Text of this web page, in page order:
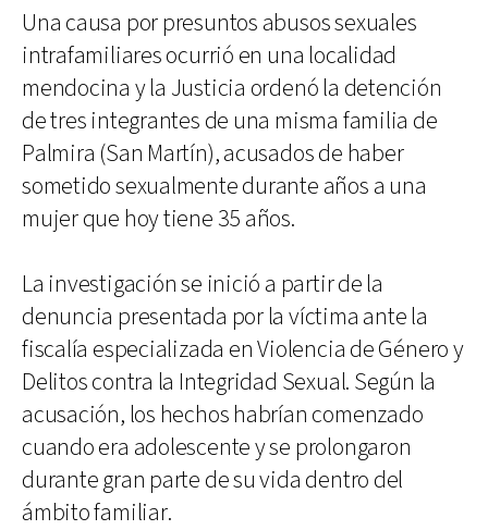
Una causa por presuntos abusos sexuales
intrafamiliares ocurrió en una localidad
mendocina y la Justicia ordenó la detención
de tres integrantes de una misma familia de
Palmira (San Martín), acusados de haber
sometido sexualmente durante años a una
mujer que hoy tiene 35 años.
La investigación se inició a partir de la
denuncia presentada por la víctima ante la
fiscalía especializada en Violencia de Género y
Delitos contra la Integridad Sexual. Según la
acusación, los hechos habrían comenzado
cuando era adolescente y se prolongaron
durante gran parte de su vida dentro del
ámbito familiar.